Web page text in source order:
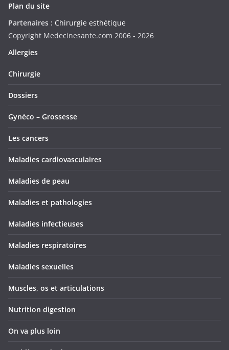
Plan du site
Partenaires : Chirurgie esthétique
Copyright Medecinesante.com 2006 - 2026
Allergies
Chirurgie
Dossiers
Gynéco – Grossesse
Les cancers
Maladies cardiovasculaires
Maladies de peau
Maladies et pathologies
Maladies infectieuses
Maladies respiratoires
Maladies sexuelles
Muscles, os et articulations
Nutrition digestion
On va plus loin